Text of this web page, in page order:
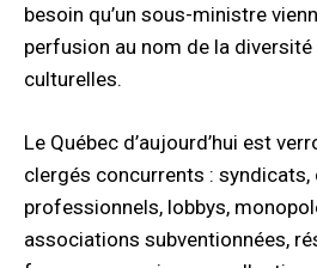
besoin qu’un sous-ministre
perfusion au nom de la
culturelles.
Le Québec d’aujourd’hui est
clergés concurrents :
professionnels, lobbys,
associations subventionnées,